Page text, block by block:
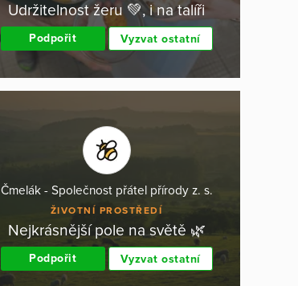
Udržitelnost žeru 💚, i na talíři
Podpořit Vyzvat ostatní
Čmelák - Společnost přátel přírody z. s.
ŽIVOTNÍ PROSTŘEDÍ
Nejkrásnější pole na světě 🌿
Podpořit Vyzvat ostatní